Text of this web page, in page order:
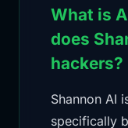
What is
does
hackers?
Shannon AI
specifically